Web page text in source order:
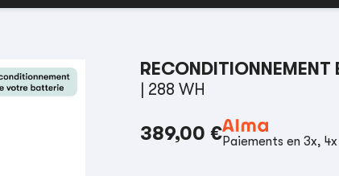
RECONDITIONNEMENT
| 288 WH
389,00 €Paiements en 3x,